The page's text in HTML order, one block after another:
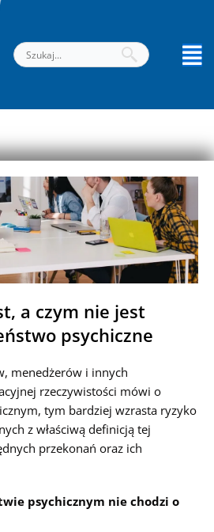
a czym nie jest
psychiczne
menedżerów i innych
rzeczywistości mówi o
tym bardziej wzrasta ryzyko
z właściwą definicją tej
przekonań oraz ich
psychicznym nie chodzi o